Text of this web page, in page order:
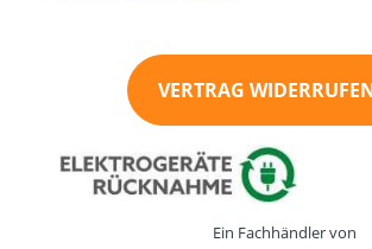
VERTRAG
Ein Fachhändler von